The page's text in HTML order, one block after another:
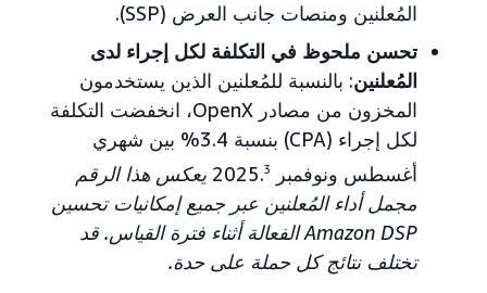
المُعلنين ومنصات جانب العرض (SSP).
تحسن ملحوظ في التكلفة لكل إجراء لدى
المُعلنين: بالنسبة للمُعلنين الذين يستخدمون
المخزون من مصادر OpenX، انخفضت التكلفة
لكل إجراء (CPA) بنسبة 3.4% بين شهري
أغسطس ونوفمبر 2025.
3
يعكس هذا الرقم
مجمل أداء المُعلنين عبر جميع إمكانيات تحسين
Amazon DSP الفعالة أثناء فترة القياس. قد
تختلف نتائج كل حملة على حدة.